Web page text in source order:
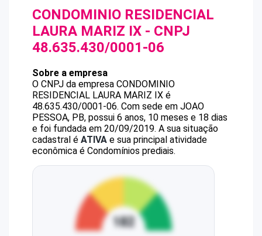
CONDOMINIO RESIDENCIAL
LAURA MARIZ IX - CNPJ
48.635.430/0001-06
Sobre a empresa
O CNPJ da empresa CONDOMINIO
RESIDENCIAL LAURA MARIZ IX é
48.635.430/0001-06. Com sede em JOAO
PESSOA, PB, possui 6 anos, 10 meses e 18 dias
e foi fundada em 20/09/2019. A sua situação
cadastral é ATIVA e sua principal atividade
econômica é Condomínios prediais.